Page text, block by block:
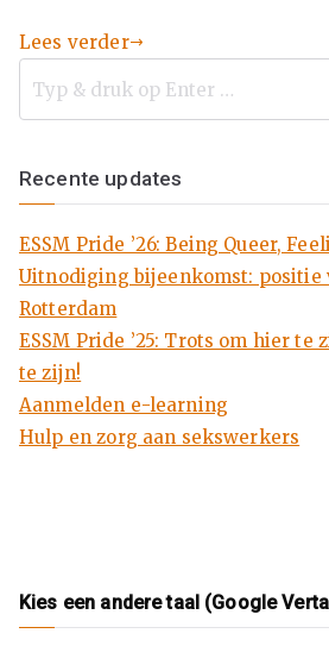
Lees verder
Recente updates
ESSM Pride ’26: Being Queer,
Uitnodiging bijeenkomst: positie
Rotterdam
ESSM Pride ’25: Trots om hier te
te zijn!
Aanmelden e-learning
Hulp en zorg aan sekswerkers
Kies een andere taal (Google